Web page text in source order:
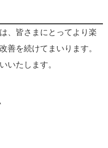
、皆さまにとってより楽
善を続けてまいります。
いたします。